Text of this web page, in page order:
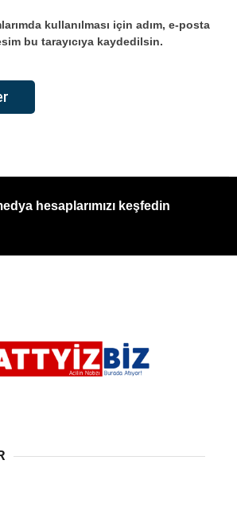
kullanılması için adım, e-posta
bu tarayıcıya kaydedilsin.
hesaplarımızı keşfedin